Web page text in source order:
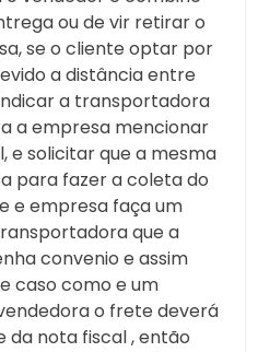
ou de vir retirar o
se o cliente optar por
a distância entre
a transportadora
a empresa mencionar
e solicitar que a mesma
para fazer a coleta do
e empresa faça um
que a
convenio e assim
caso como e um
o frete deverá
nota fiscal , então